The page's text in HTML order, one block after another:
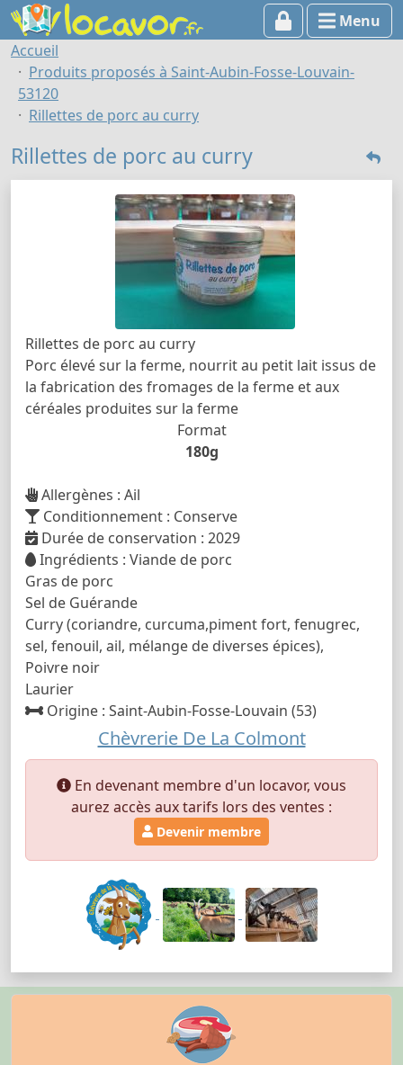
Menu
Accueil
Produits proposés à Saint-Aubin-Fosse-Louvain-
53120
Rillettes de porc au curry
Rillettes de porc au curry
Rillettes de porc au curry
Porc élevé sur la ferme, nourrit au petit lait issus de
la fabrication des fromages de la ferme et aux
céréales produites sur la ferme
Format
180g
Allergènes : Ail
Conditionnement : Conserve
Durée de conservation : 2029
Ingrédients : Viande de porc
Gras de porc
Sel de Guérande
Curry (coriandre, curcuma,piment fort, fenugrec,
sel, fenouil, ail, mélange de diverses épices),
Poivre noir
Laurier
Origine : Saint-Aubin-Fosse-Louvain (53)
Chèvrerie De La Colmont
En devenant membre d'un locavor, vous
aurez accès aux tarifs lors des ventes :
Devenir membre